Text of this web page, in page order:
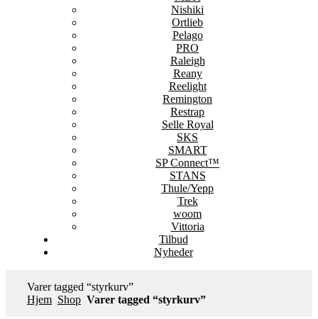
Nishiki
Ortlieb
Pelago
PRO
Raleigh
Reany
Reelight
Remington
Restrap
Selle Royal
SKS
SMART
SP Connect™
STANS
Thule/Yepp
Trek
woom
Vittoria
Tilbud
Nyheder
Varer tagged “styrkurv”
Hjem Shop Varer tagged “styrkurv”